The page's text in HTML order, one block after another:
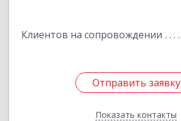
Клиентов на сопровождении
Отправить заявку
Показать контакты
Отправить заявку
Назад